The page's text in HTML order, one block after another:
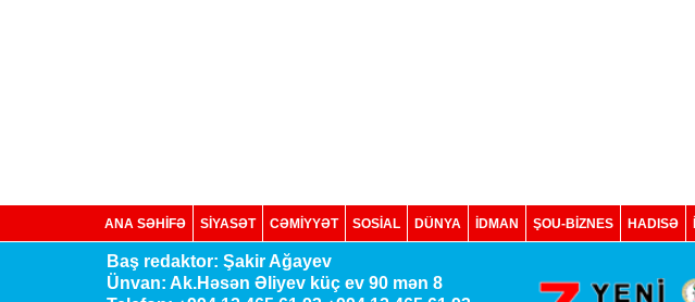
ANA SƏHİFƏ SİYASƏT CƏMİYYƏT SOSIAL DÜNYA İDMAN ŞOU-BİZNES HADISƏ
Baş redaktor: Şakir Ağayev
Ünvan: Ak.Həsən Əliyev küç ev 90 mən 8